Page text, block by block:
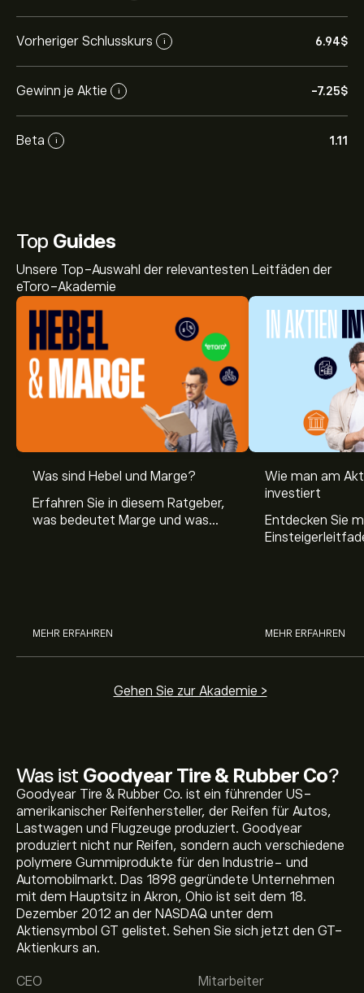
Vorheriger Schlusskurs i 6.94‎$‎
Gewinn je Aktie i -7.25‎$‎
Beta i 1.11
Was ist Goodyear Tire & Rubber Co?
Goodyear Tire & Rubber Co. ist ein führender US-
amerikanischer Reifenhersteller, der Reifen für Autos,
Lastwagen und Flugzeuge produziert. Goodyear
produziert nicht nur Reifen, sondern auch verschiedene
polymere Gummiprodukte für den Industrie- und
Automobilmarkt. Das 1898 gegründete Unternehmen
mit dem Hauptsitz in Akron, Ohio ist seit dem 18.
Dezember 2012 an der NASDAQ unter dem
Aktiensymbol GT gelistet. Sehen Sie sich jetzt den GT-
Aktienkurs an.
CEO
Mitarbeiter
Top Guides
Unsere Top-Auswahl der relevantesten Leitfäden der
eToro-Akademie
Was sind Hebel und Marge?
Erfahren Sie in diesem Ratgeber,
was bedeutet Marge und was
MEHR ERFAHREN
Wie man am
investiert
Entdecken Sie
MEHR ERFAHREN
Gehen Sie zur Akademie >
Aktueller GT Aktienkurs liegt bei 6.56‎$‎.
Rubber Co liegt bei 6.56‎$‎.
Registrieren Sie sich bei